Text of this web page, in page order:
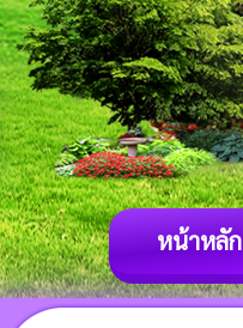
หน้าหลัก